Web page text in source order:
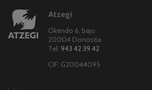
Atzegi
Okendo 6, bajo
20004 Donostia
Tel: 943 42 39 42
CIF: G20044095